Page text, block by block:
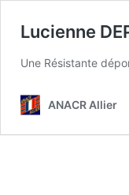
Lucienne
Une Résistante
ANACR Allier